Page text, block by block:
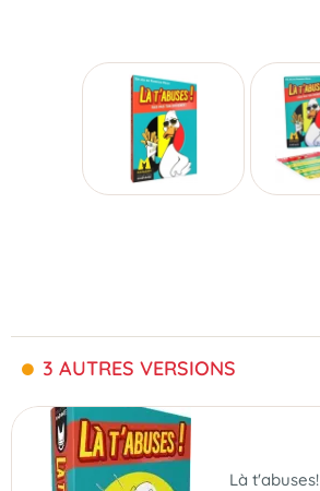
3 AUTRES VERSIONS
Là t'abuses!